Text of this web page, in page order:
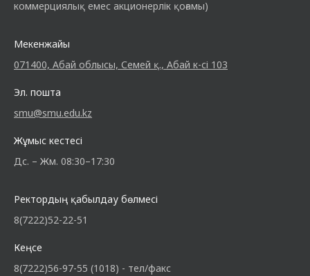
коммерциялық емес акционерлік қоғамы)
Мекенжайы
071400, Абай облысы, Семей қ., Абай к-сі 103
Эл. пошта
smu@smu.edu.kz
Жұмыс кестесі
Дс. – Жм. 08:30–17:30
Ректордың қабылдау бөлмесі
8(7222)52-22-51
Кеңсе
8(7222)56-97-55 (1018) - тел/факс